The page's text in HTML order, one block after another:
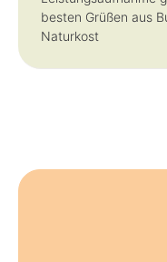
besten Grüßen aus
Naturkost